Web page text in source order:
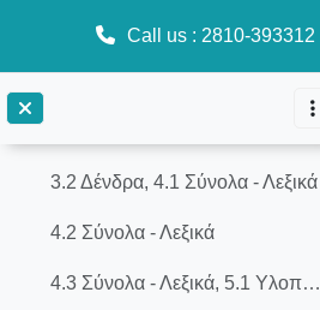
Call us : 2810-393312
2.1 Στοίβες - Ουρές - Λίστες
3.2 Δένδρα, 4.1 Σύνολα - Λεξικά
4.2 Σύνολα - Λεξικά
4.3 Σύνολα - Λεξικά, 5.1 Υλοποίηση Λεξικών με Ισοζυγισμένα Δένδρα